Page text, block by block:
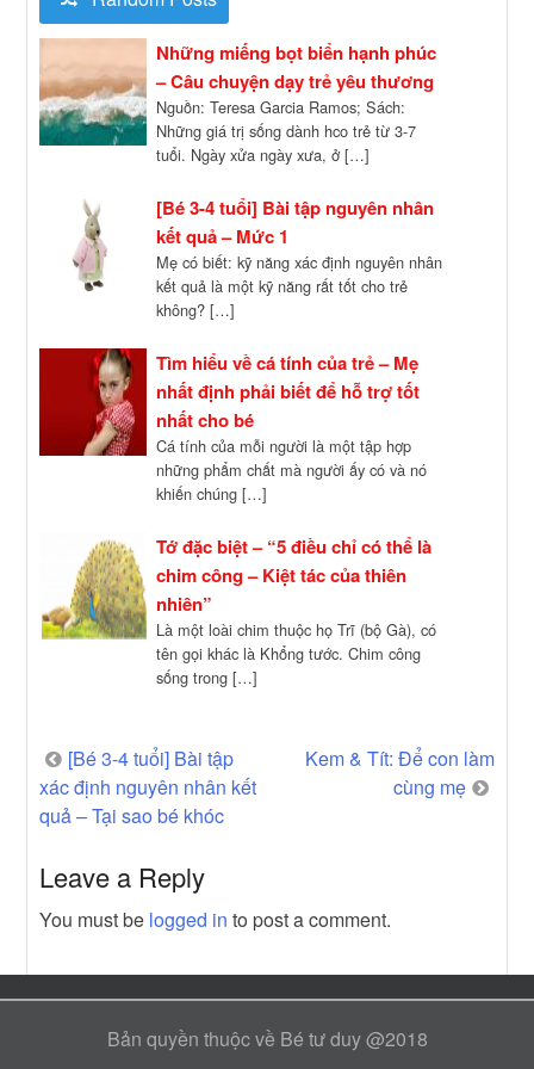
Những miếng bọt biển hạnh phúc
– Câu chuyện dạy trẻ yêu thương
Nguồn: Teresa Garcia Ramos; Sách:
Những giá trị sống dành hco trẻ từ 3-7
tuổi. Ngày xửa ngày xưa, ở […]
[Bé 3-4 tuổi] Bài tập nguyên nhân
kết quả – Mức 1
Mẹ có biết: kỹ năng xác định nguyên nhân
kết quả là một kỹ năng rất tốt cho trẻ
không? […]
Tìm hiểu về cá tính của trẻ – Mẹ
nhất định phải biết để hỗ trợ tốt
nhất cho bé
Cá tính của mỗi người là một tập hợp
những phẩm chất mà người ấy có và nó
khiến chúng […]
Tớ đặc biệt – “5 điều chỉ có thể là
chim công – Kiệt tác của thiên
nhiên”
Là một loài chim thuộc họ Trĩ (bộ Gà), có
tên gọi khác là Khổng tước. Chim công
sống trong […]
Post
navigation
[Bé 3-4 tuổi] Bài tập
xác định nguyên nhân kết
quả – Tại sao bé khóc
Kem & Tít: Để con làm
cùng mẹ
Leave a Reply
You must be logged in to post a comment.
Bản quyền thuộc về Bé tư duy @2018